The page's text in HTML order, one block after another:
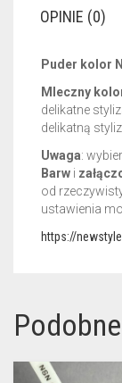
OPINIE (0)
Puder kolor
Mleczny
delikatne
delikatną
Uwaga:
Barw i
od
ustawienia
https://